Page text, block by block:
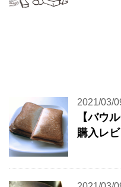
2021/03/
【バウ
購入レ